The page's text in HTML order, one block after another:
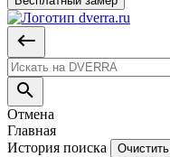
Отмена
Главная
История поиска
Очистить